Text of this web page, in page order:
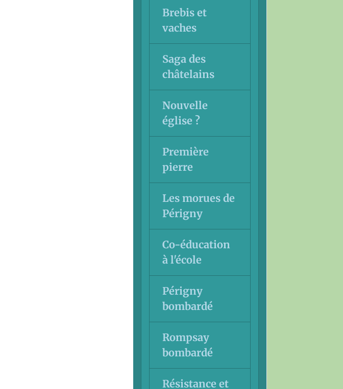
Brebis et
vaches
Saga des
châtelains
Nouvelle
église ?
Première
pierre
Les morues de
Périgny
Co-éducation
à l'école
Périgny
bombardé
Rompsay
bombardé
Résistance et